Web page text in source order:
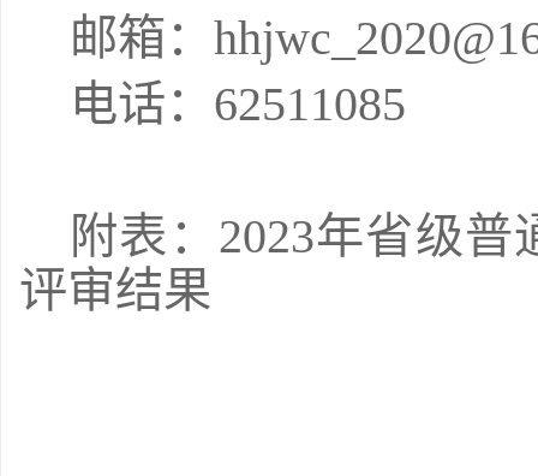
邮箱：
电话：62511085
附表：2023年省级
评审结果